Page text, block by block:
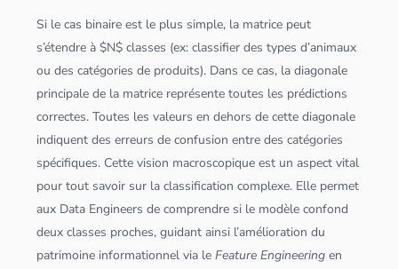
Si le cas binaire est le plus simple, la matrice peut
s’étendre à $N$ classes (ex: classifier des types d’animaux
ou des catégories de produits). Dans ce cas, la diagonale
principale de la matrice représente toutes les prédictions
correctes. Toutes les valeurs en dehors de cette diagonale
indiquent des erreurs de confusion entre des catégories
spécifiques. Cette vision macroscopique est un aspect vital
pour tout savoir sur laclassification complexe. Elle permet
aux Data Engineers de comprendre si le modèle confond
deux classes proches, guidant ainsi l’amélioration du
patrimoine informationnel via leFeature Engineering en